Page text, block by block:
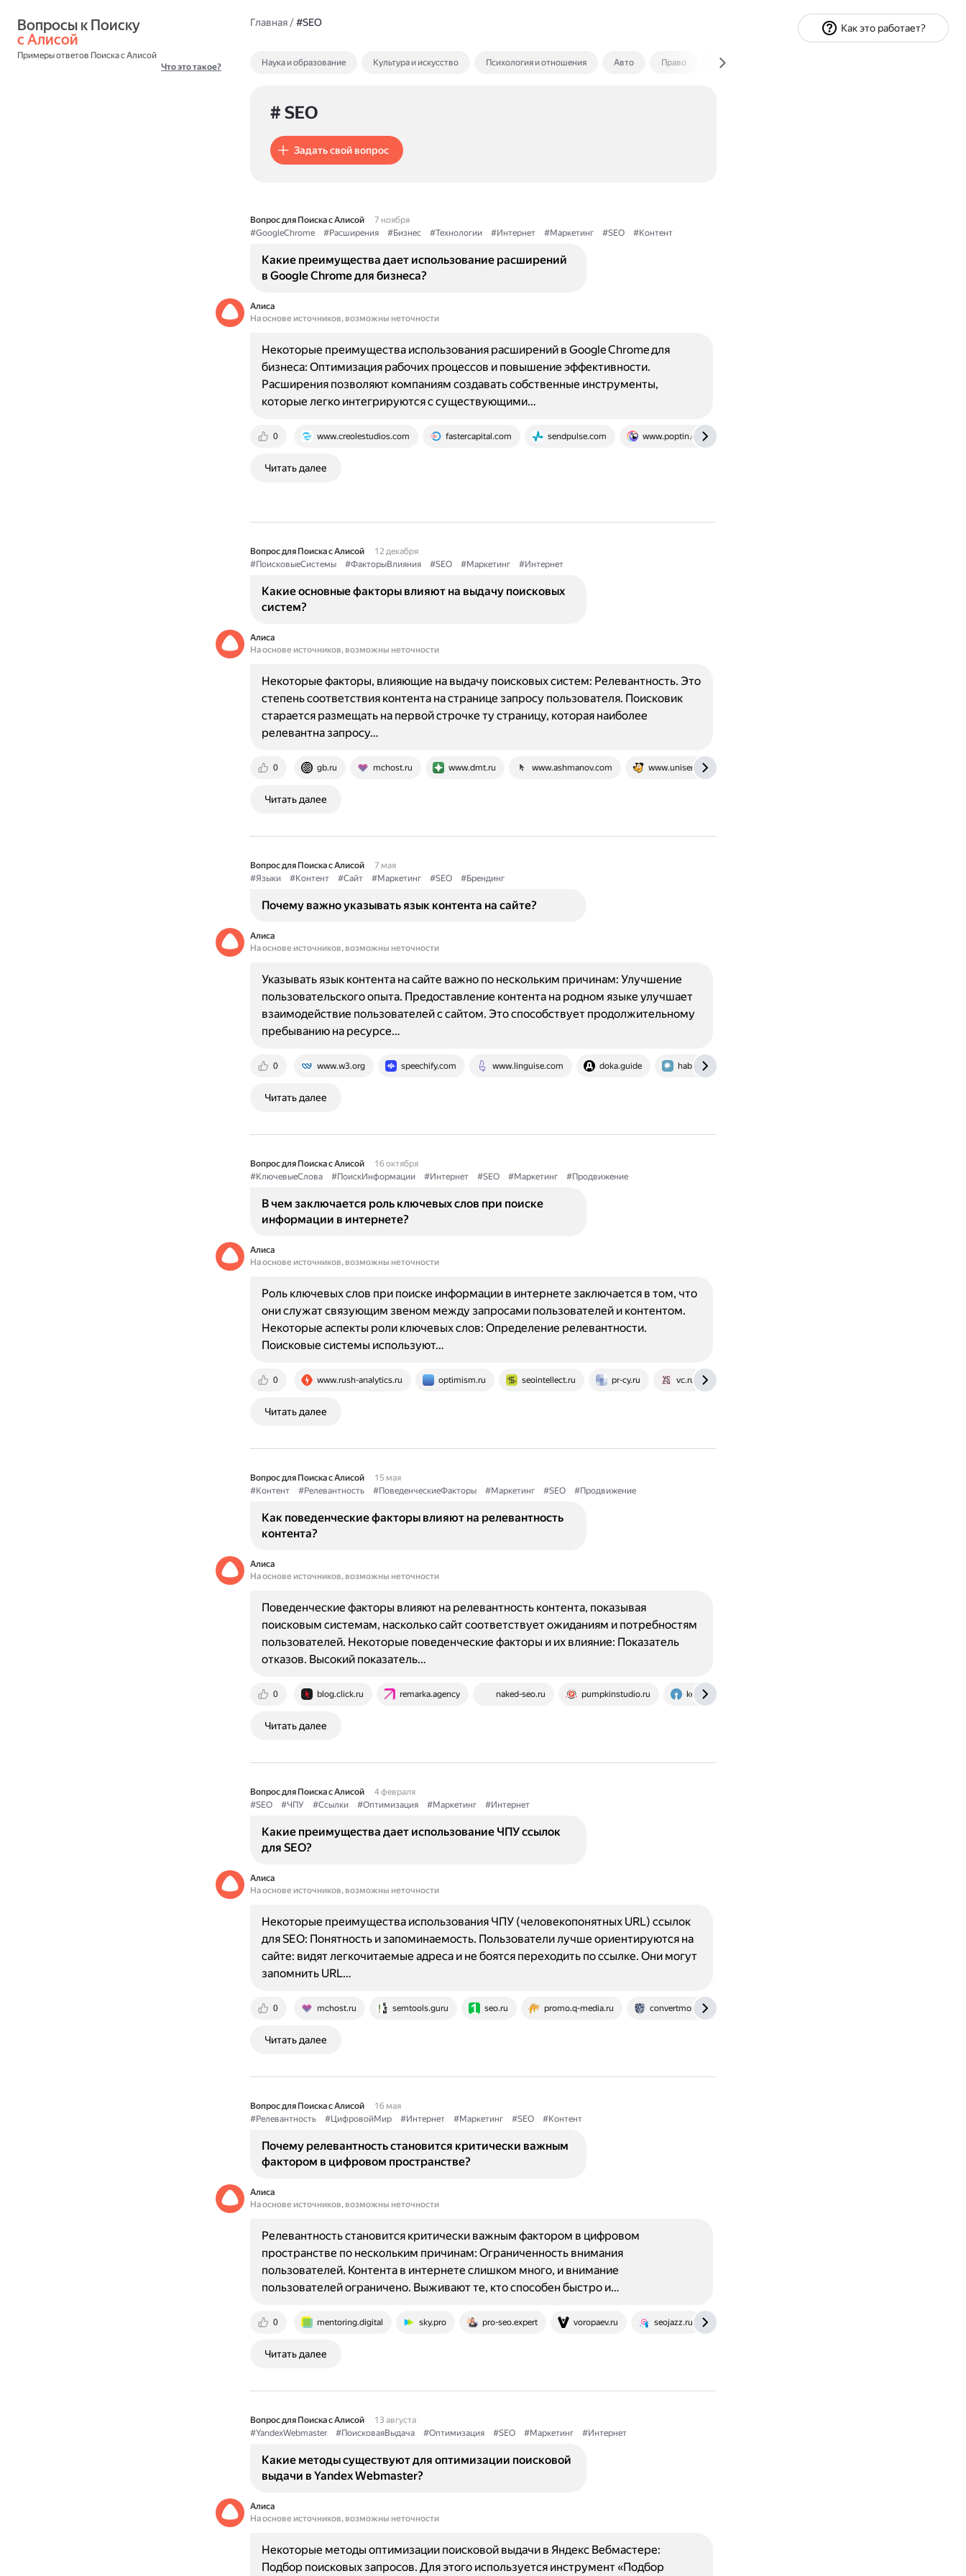
с Алисой
Примеры ответов Поиска с Алисой
Что это такое?
Главная/#SEO
Наука и образование Культура и искусство Психология и отношения Авто Право Экономика и финансы
# SEO
Задать свой вопрос
Вопрос для Поиска с Алисой
7 ноября
#GoogleChrome
#Расширения #Бизнес #Технологии #Интернет #Маркетинг #SEO #Контент
Какие преимущества дает использование расширений
в Google Chrome для бизнеса?
Алиса
На основе источников, возможны неточности
0 www.creolestudios.com fastercapital.com sendpulse.com www.poptin.com
Некоторые преимущества использования расширений в Google Chrome для
бизнеса: Оптимизация рабочих процессов и повышение эффективности.
Расширения позволяют компаниям создавать собственные инструменты,
которые легко интегрируются с существующими…
Читать далее
Вопрос для Поиска с Алисой
12 декабря
#ПоисковыеСистемы
#ФакторыВлияния #SEO #Маркетинг #Интернет
Какие основные факторы влияют на выдачу поисковых
систем?
Алиса
На основе источников, возможны неточности
0 gb.ru mchost.ru www.dmt.ru www.ashmanov.com www.unisender.com
Некоторые факторы, влияющие на выдачу поисковых систем: Релевантность. Это
степень соответствия контента на странице запросу пользователя. Поисковик
старается размещать на первой строчке ту страницу, которая наиболее
релевантна запросу…
Читать далее
Вопрос для Поиска с Алисой
7 мая
#Языки
#Контент #Сайт #Маркетинг #SEO #Брендинг
Почему важно указывать язык контента на сайте?
Алиса
На основе источников, возможны неточности
0 www.w3.org speechify.com www.linguise.com doka.guide habr.com
Указывать язык контента на сайте важно по нескольким причинам: Улучшение
пользовательского опыта. Предоставление контента на родном языке улучшает
взаимодействие пользователей с сайтом. Это способствует продолжительному
пребыванию на ресурсе…
Читать далее
Вопрос для Поиска с Алисой
16 октября
#КлючевыеСлова
#ПоискИнформации #Интернет #SEO #Маркетинг #Продвижение
В чем заключается роль ключевых слов при поиске
информации в интернете?
Алиса
На основе источников, возможны неточности
0 www.rush-analytics.ru optimism.ru seointellect.ru pr-cy.ru vc.ru
Роль ключевых слов при поиске информации в интернете заключается в том, что
они служат связующим звеном между запросами пользователей и контентом.
Некоторые аспекты роли ключевых слов: Определение релевантности.
Поисковые системы используют…
Читать далее
Вопрос для Поиска с Алисой
15 мая
#Контент
#Релевантность #ПоведенческиеФакторы #Маркетинг #SEO #Продвижение
Как поведенческие факторы влияют на релевантность
контента?
Алиса
На основе источников, возможны неточности
0 blog.click.ru remarka.agency naked-seo.ru pumpkinstudio.ru key-client.ru
Поведенческие факторы влияют на релевантность контента, показывая
поисковым системам, насколько сайт соответствует ожиданиям и потребностям
пользователей. Некоторые поведенческие факторы и их влияние: Показатель
отказов. Высокий показатель…
Читать далее
Вопрос для Поиска с Алисой
4 февраля
#SEO
#ЧПУ #Ссылки #Оптимизация #Маркетинг #Интернет
Какие преимущества дает использование ЧПУ ссылок
для SEO?
Алиса
На основе источников, возможны неточности
0 mchost.ru semtools.guru seo.ru promo.q-media.ru convertmonster.ru
Некоторые преимущества использования ЧПУ (человекопонятных URL) ссылок
для SEO: Понятность и запоминаемость. Пользователи лучше ориентируются на
сайте: видят легкочитаемые адреса и не боятся переходить по ссылке. Они могут
запомнить URL…
Читать далее
Вопрос для Поиска с Алисой
16 мая
#Релевантность
#ЦифровойМир #Интернет #Маркетинг #SEO #Контент
Почему релевантность становится критически важным
фактором в цифровом пространстве?
Алиса
На основе источников, возможны неточности
0 mentoring.digital sky.pro pro-seo.expert voropaev.ru seojazz.ru
Релевантность становится критически важным фактором в цифровом
пространстве по нескольким причинам: Ограниченность внимания
пользователей. Контента в интернете слишком много, и внимание
пользователей ограничено. Выживают те, кто способен быстро и…
Читать далее
Вопрос для Поиска с Алисой
13 августа
#YandexWebmaster
#ПоисковаяВыдача #Оптимизация #SEO #Маркетинг #Интернет
Какие методы существуют для оптимизации поисковой
выдачи в Yandex Webmaster?
Алиса
На основе источников, возможны неточности
Некоторые методы оптимизации поисковой выдачи в Яндекс Вебмастере:
Подбор поисковых запросов. Для этого используется инструмент «Подбор
Как это работает?